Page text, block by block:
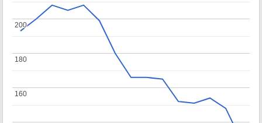
160
160
180
180
200
200